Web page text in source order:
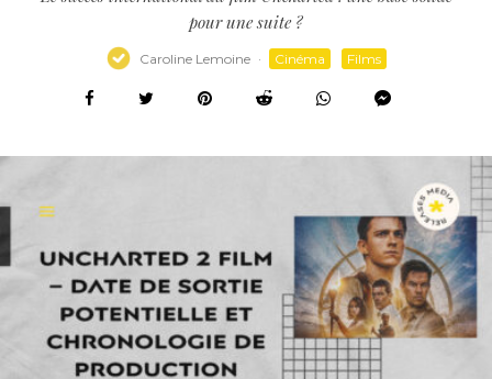
pour une suite ?
Caroline Lemoine · Cinéma Films